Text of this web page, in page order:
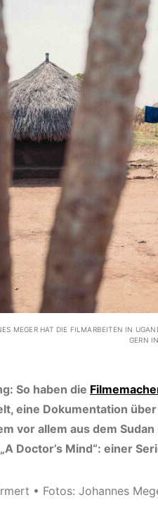
MEGER HAT DIE FILMARBEITEN IN
GERN
So haben die
eine Dokumentation
vor allem aus dem
Doctor’s Mind“: einer
• Fotos: Johannes